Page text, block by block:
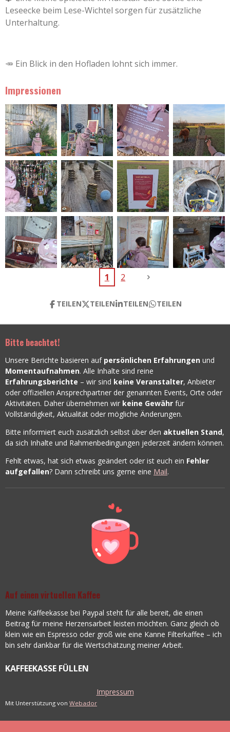
Leseecke beim Lese-Wichtel sorgen für zusätzliche
Unterhaltung.
🥕 Ein Blick in den Hofladen lohnt sich immer.
Impressionen
1 2
TEILEN TEILEN TEILEN TEILEN
Bitte beachtet!
Unsere Berichte basieren auf persönlichen Erfahrungen und
Momentaufnahmen. Alle Inhalte sind reine
Erfahrungsberichte – wir sind keine Veranstalter, Anbieter
oder offiziellen Ansprechpartner der genannten Events, Orte oder
Aktivitäten. Daher übernehmen wir keine Gewähr für
Vollständigkeit, Aktualität oder mögliche Änderungen.
Bitte informiert euch zusätzlich selbst über den aktuellen Stand,
da sich Inhalte und Rahmenbedingungen jederzeit ändern können.
Fehlt etwas, hat sich etwas geändert oder ist euch ein Fehler
aufgefallen? Dann schreibt uns gerne eine Mail.
Auf einen virtuellen Kaffee
Meine Kaffeekasse bei Paypal steht für alle bereit, die einen
Beitrag für meine Herzensarbeit leisten möchten. Ganz gleich ob
klein wie ein Espresso oder groß wie eine Kanne Filterkaffee – ich
bin sehr dankbar für die Wertschätzung meiner Arbeit.
KAFFEEKASSE FÜLLEN
Impressum
Mit Unterstützung von Webador